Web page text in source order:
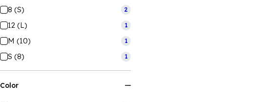
8 (S) 2
12 (L) 1
M (10) 1
S (8) 1
Color